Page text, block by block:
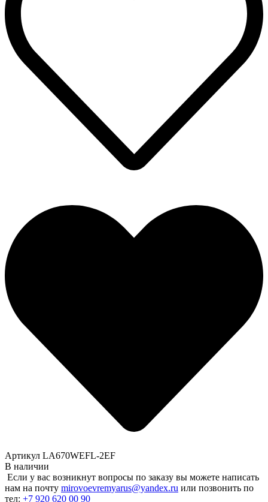
Артикул LA670WEFL-2EF
В наличии
Если у вас возникнут вопросы по заказу вы можете написать
нам на почту mirovoevremyarus@yandex.ru или позвонить по
тел: +7 920 620 00 90